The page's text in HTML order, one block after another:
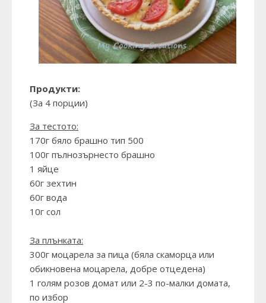
Продукти:
(За 4 порции)
За тестото:
170г бяло брашно тип 500
100г пълнозърнесто брашно
1 яйце
60г зехтин
60г вода
10г сол
За плънката:
300г моцарела за пица (бяла скаморца или
обикновена моцарела, добре отцедена)
1 голям розов домат или 2-3 по-малки домата,
по избор